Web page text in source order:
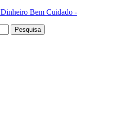
Dinheiro Bem Cuidado -